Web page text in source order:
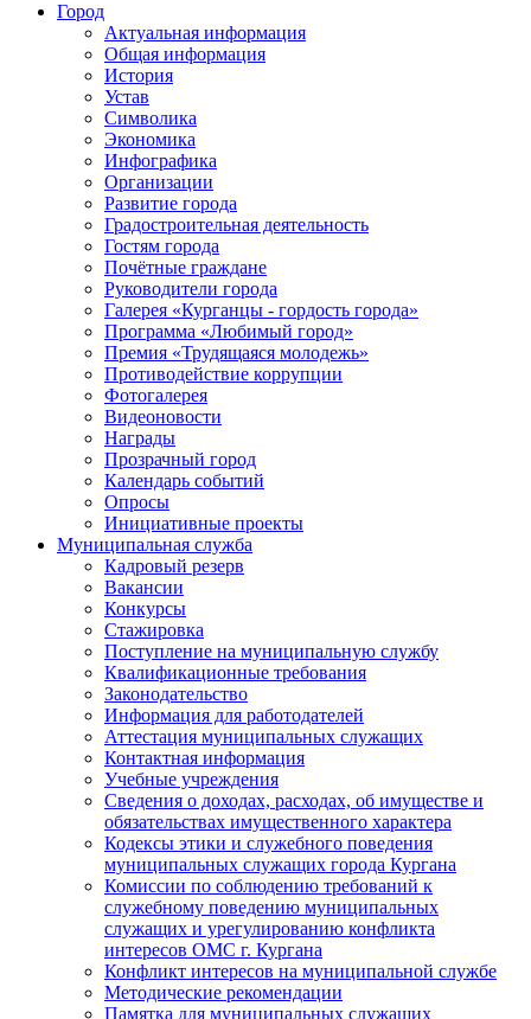
Город
Актуальная информация
Общая информация
История
Устав
Символика
Экономика
Инфографика
Организации
Развитие города
Градостроительная деятельность
Гостям города
Почётные граждане
Руководители города
Галерея «Курганцы - гордость города»
Программа «Любимый город»
Премия «Трудящаяся молодежь»
Противодействие коррупции
Фотогалерея
Видеоновости
Награды
Прозрачный город
Календарь событий
Опросы
Инициативные проекты
Муниципальная служба
Кадровый резерв
Вакансии
Конкурсы
Стажировка
Поступление на муниципальную службу
Квалификационные требования
Законодательство
Информация для работодателей
Аттестация муниципальных служащих
Контактная информация
Учебные учреждения
Сведения о доходах, расходах, об имуществе и
обязательствах имущественного характера
Кодексы этики и служебного поведения
муниципальных служащих города Кургана
Комиссии по соблюдению требований к
служебному поведению муниципальных
служащих и урегулированию конфликта
интересов ОМС г. Кургана
Конфликт интересов на муниципальной службе
Методические рекомендации
Памятка для муниципальных служащих